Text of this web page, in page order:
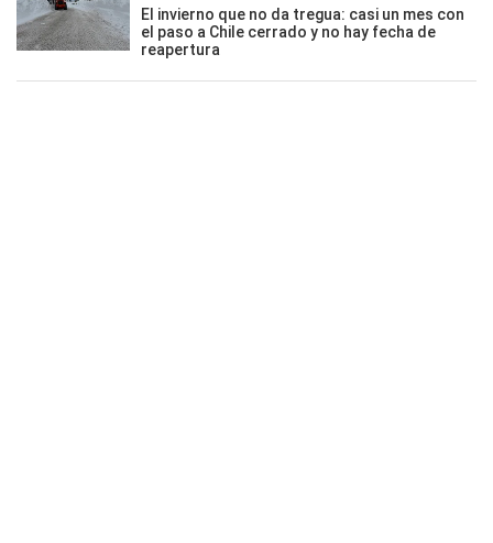
El invierno que no da tregua: casi un mes con
el paso a Chile cerrado y no hay fecha de
reapertura